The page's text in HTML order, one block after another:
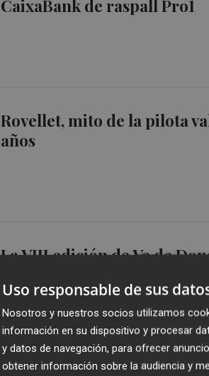
CaixaBank de raspall Pro1
Rovellet, mito de la pilota
años
La VIII edición de Va de
Uso responsable de sus
Nosotros y nuestros socios utilizamos
información en su dispositivo y procesar
y datos de navegación, para ofrecer
obtener información sobre la audiencia y